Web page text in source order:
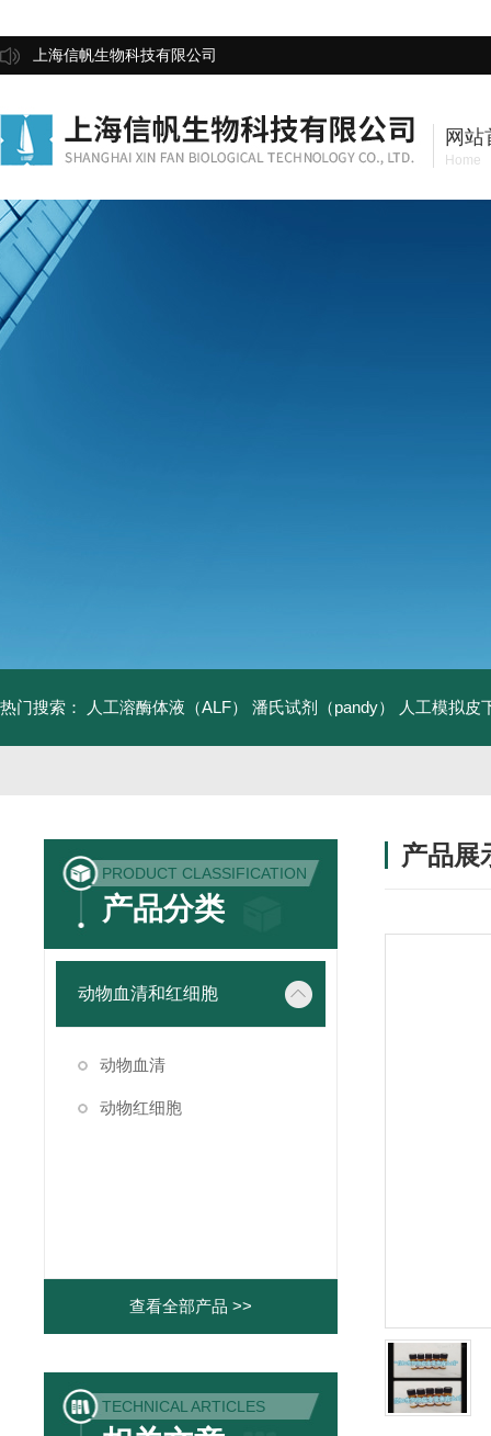
上海信帆生物科技有限公司
网站
Home
热门搜索： 人工溶酶体液（ALF） 潘氏试剂（pandy） 人工模拟皮
PRODUCT CLASSIFICATION
产品分类
动物血清和红细胞
动物血清
动物红细胞
查看全部产品 >>
TECHNICAL ARTICLES
产品展